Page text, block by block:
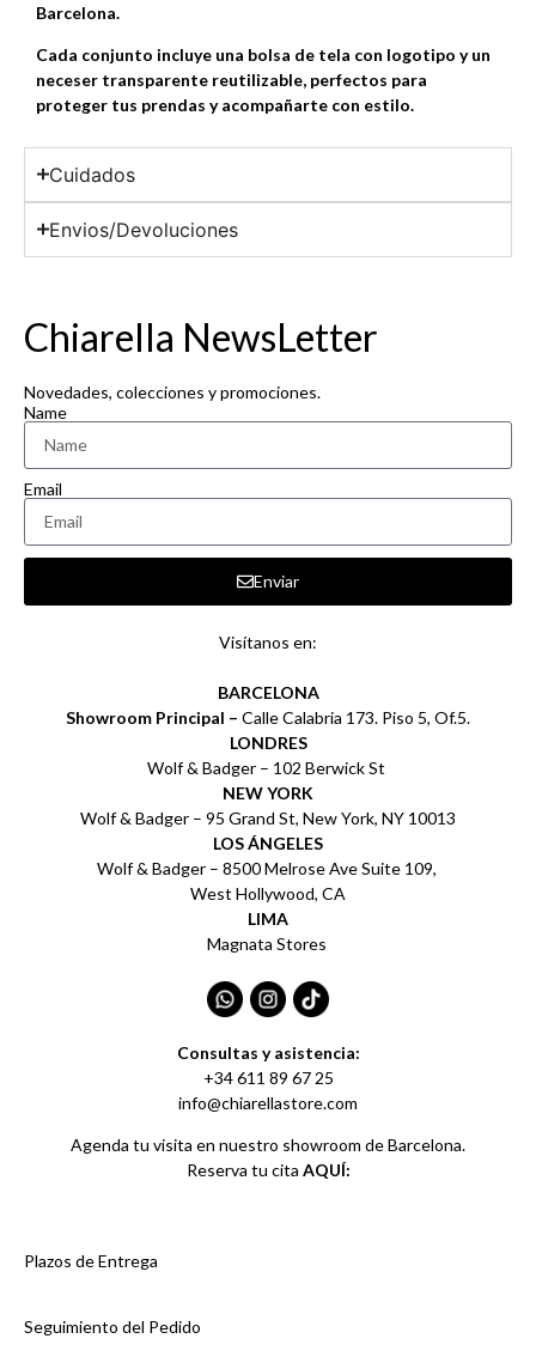
Barcelona.
Cada conjunto incluye una bolsa de tela con logotipo y un
neceser transparente reutilizable, perfectos para
proteger tus prendas y acompañarte con estilo.
Cuidados
Envios/Devoluciones
Chiarella NewsLetter
Novedades, colecciones y promociones.
Name
Email
Enviar
Visítanos en:
BARCELONA
Showroom Principal – Calle Calabria 173. Piso 5, Of.5.
LONDRES
Wolf & Badger – 102 Berwick St
NEW YORK
Wolf & Badger – 95 Grand St, New York, NY 10013
LOS ÁNGELES
Wolf & Badger – 8500 Melrose Ave Suite 109,
West Hollywood, CA
LIMA
Magnata Stores
Consultas y asistencia:
+34 611 89 67 25
info@chiarellastore.com
Agenda tu visita en nuestro showroom de Barcelona.
Reserva tu cita AQUÍ:
Plazos de Entrega
Seguimiento del Pedido